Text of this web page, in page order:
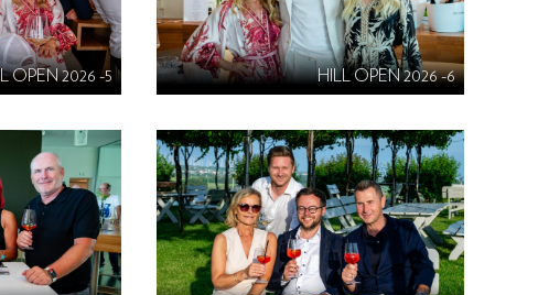
OPEN 2026 -5 HILL OPEN 2026 -6